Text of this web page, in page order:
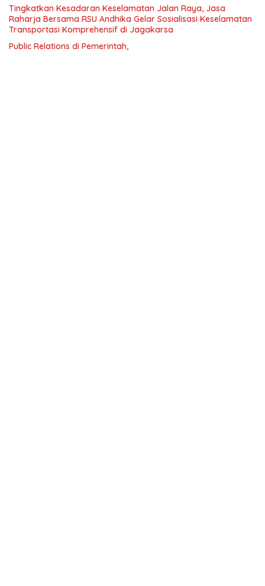
Tingkatkan Kesadaran Keselamatan Jalan Raya, Jasa
Raharja Bersama RSU Andhika Gelar Sosialisasi Keselamatan
Transportasi Komprehensif di Jagakarsa
Public Relations di Pemerintah,